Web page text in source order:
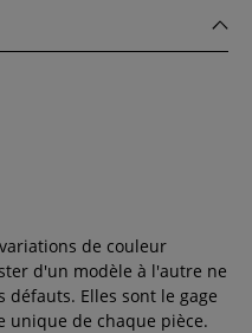
de couleur
d'un modèle à l'autre ne
défauts. Elles sont le gage
unique de chaque pièce.